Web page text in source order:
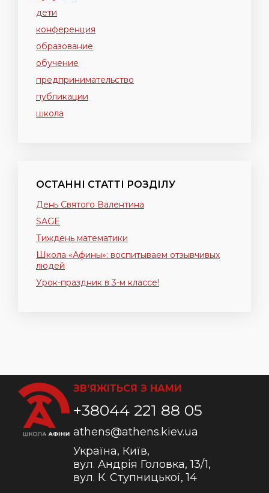
дети
конференция
образование
обучение
предпринимательство
публикации
школа
ОСТАННІ СТАТТІ РОЗДІЛУ
День Святого Валентина
SAGE
Тиждень математики
Школа «Афины»: воспитываем отзывчивых
людей
Урок-праздник в 3-м классе!
ЗВ’ЯЖІТЬСЯ З НАМИ
+38044 221 88 05
athens@athens.kiev.ua
Україна, Київ,
вул. Андрія Головка, 13/1,
вул. К. Ступницької, 14